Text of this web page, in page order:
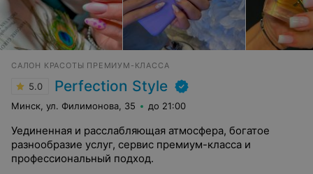
САЛОН КРАСОТЫ ПРЕМИУМ-КЛАССА
5.0 Perfection Style
Минск, ул. Филимонова, 35 до 21:00
Уединенная и расслабляющая атмосфера, богатое
разнообразие услуг, сервис премиум-класса и
профессиональный подход.